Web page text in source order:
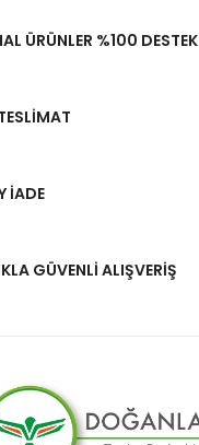
ÜRÜNLER %100 DESTEK
İADE
GÜVENLİ ALIŞVERİŞ